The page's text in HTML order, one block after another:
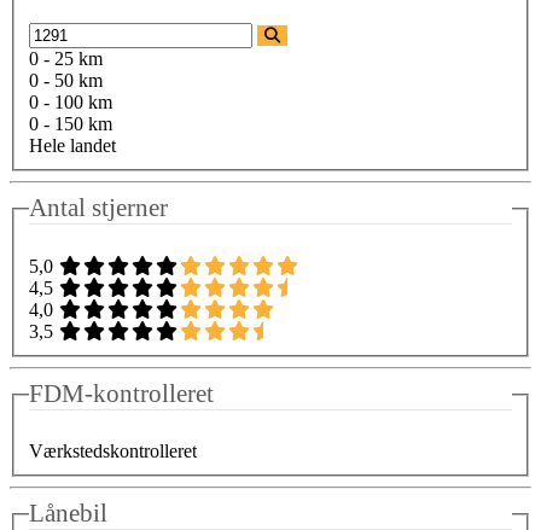
0 - 25 km
0 - 50 km
0 - 100 km
0 - 150 km
Hele landet
Antal stjerner
5,0
4,5
4,0
3,5
FDM-kontrolleret
Værkstedskontrolleret
Lånebil